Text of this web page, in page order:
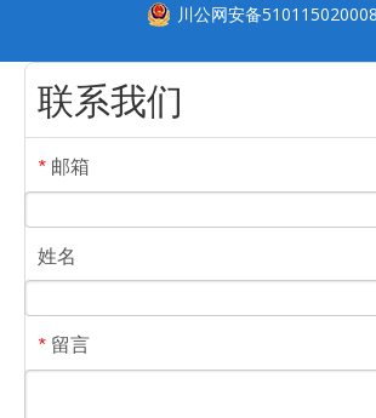
川公网安备
联系我们
* 邮箱
姓名
* 留言